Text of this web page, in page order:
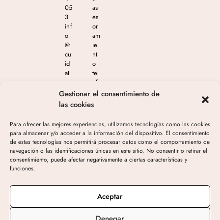
Gestionar el consentimiento de
las cookies
Para ofrecer las mejores experiencias, utilizamos tecnologías como las cookies
para almacenar y/o acceder a la información del dispositivo. El consentimiento
de estas tecnologías nos permitirá procesar datos como el comportamiento de
navegación o las identificaciones únicas en este sitio. No consentir o retirar el
consentimiento, puede afectar negativamente a ciertas características y
funciones.
Aceptar
05
3
inf
o
@
cu
id
at
m
est
ca
o
m
as
es
or
am
ie
nt
o
tel
ef
ón
en
65
4
04
4
de
10